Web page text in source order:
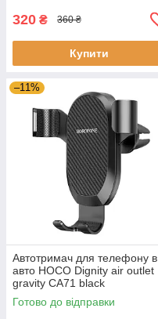
320 ₴ 360 ₴
Купити
–11%
Автотримач для телефону в
авто HOCO Dignity air outlet
gravity CA71 black
Готово до відправки